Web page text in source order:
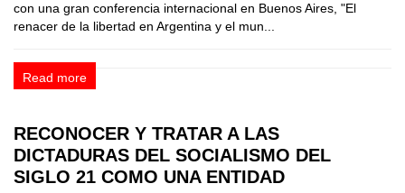
con una gran conferencia internacional en Buenos Aires, "El
renacer de la libertad en Argentina y el mun...
Read more
RECONOCER Y TRATAR A LAS
DICTADURAS DEL SOCIALISMO DEL
SIGLO 21 COMO UNA ENTIDAD